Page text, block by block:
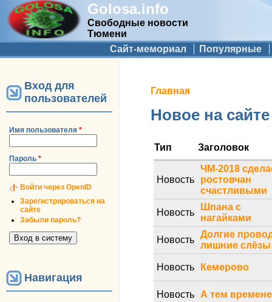
Golosa.info
Свободные новости
Тюмени
Дополнительное меню
Сайт-мемориал Популярные
Вход для
пользователей
Имя пользователя *
Пароль *
Войти через OpenID
Зарегистрироваться на
сайте
Забыли пароль?
Навигация
Вы здесь
Главная
Новое на сайте
Тип Заголовок
Новость
ЧМ-2018
ростовчан
счастливыми
Новость
Шпана с
нагайками
Новость
Долгие
лишние слёзы
Новость Кемерово
Новость А тем